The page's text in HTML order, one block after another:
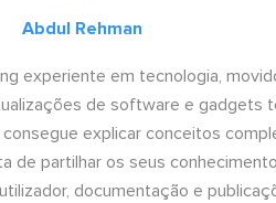
Abdul Rehman
experiente em tecnologia,
de software e gadgets
explicar conceitos
de partilhar os seus
documentação e